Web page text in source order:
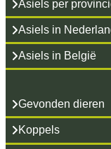
Asiels per
Asiels in
Asiels in België
Gevonden dieren
Koppels